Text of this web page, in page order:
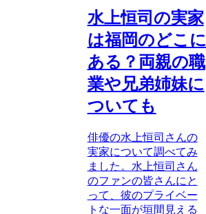
水上恒司の実家
は福岡のどこに
ある？両親の職
業や兄弟姉妹に
ついても
俳優の水上恒司さんの
実家について調べてみ
ました。水上恒司さん
のファンの皆さんにと
って、彼のプライベー
トな一面が垣間見える